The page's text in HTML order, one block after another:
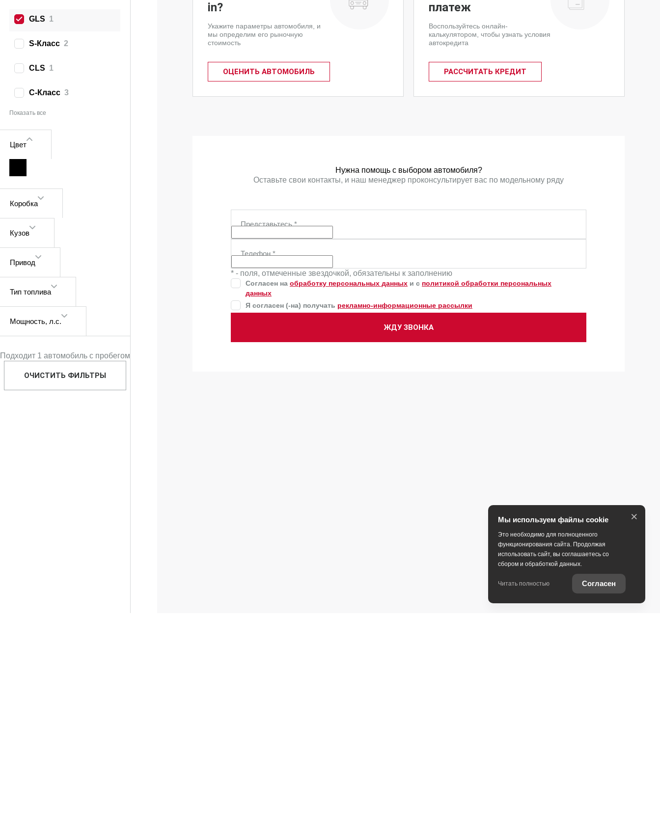
GLS 1
S‑Класс 2
CLS 1
C‑Класс 3
Показать все
Цвет
Коробка
Кузов
Привод
Тип топлива
Мощность, л.с.
Подходит 1 автомобиль с пробегом
ОЧИСТИТЬ ФИЛЬТРЫ
in?
Укажите параметры автомобиля, и
мы определим его рыночную
стоимость
ОЦЕНИТЬ АВТОМОБИЛЬ
платеж
Воспользуйтесь онлайн-
калькулятором, чтобы узнать условия
автокредита
РАССЧИТАТЬ КРЕДИТ
Нужна помощь с выбором автомобиля?
Оставьте свои контакты, и наш менеджер проконсультирует вас по модельному ряду
Представьтесь*
Телефон*
* - поля, отмеченные звездочкой, обязательны к заполнению
Согласен на обработку персональных данных и c политикой обработки персональных
данных
Я согласен (-на) получать рекламно-информационные рассылки
ЖДУ ЗВОНКА
Мы используем файлы cookie
Это необходимо для полноценного
функционирования сайта. Продолжая
использовать сайт, вы соглашаетесь со
сбором и обработкой данных.
Читать полностью Согласен
×